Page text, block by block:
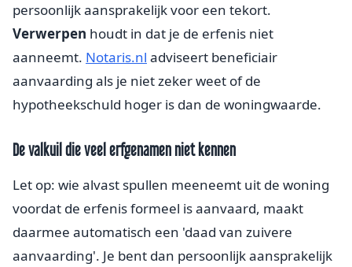
persoonlijk aansprakelijk voor een tekort.
Verwerpen houdt in dat je de erfenis niet
aanneemt. Notaris.nl adviseert beneficiair
aanvaarding als je niet zeker weet of de
hypotheekschuld hoger is dan de woningwaarde.
De valkuil die veel erfgenamen niet kennen
Let op: wie alvast spullen meeneemt uit de woning
voordat de erfenis formeel is aanvaard, maakt
daarmee automatisch een 'daad van zuivere
aanvaarding'. Je bent dan persoonlijk aansprakelijk